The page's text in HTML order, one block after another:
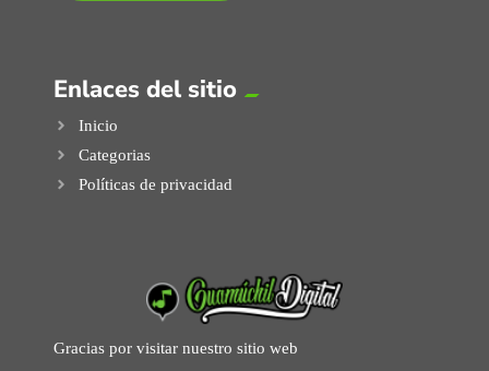
Enlaces del sitio
Inicio
Categorias
Políticas de privacidad
Gracias por visitar nuestro sitio web